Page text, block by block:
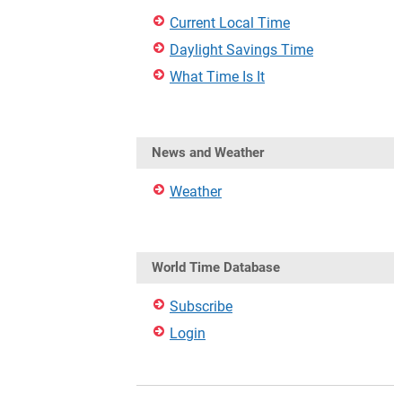
Current Local Time
Daylight Savings Time
What Time Is It
News and Weather
Weather
World Time Database
Subscribe
Login